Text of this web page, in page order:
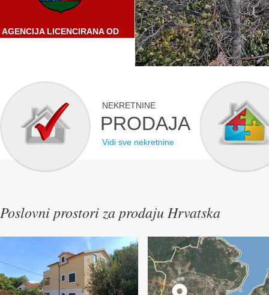
AGENCIJA LICENCIRANA OD
STRANE HRVATSKE
NEKRETNINE
PRODAJA
Vidi sve nekretnine
Poslovni prostori za prodaju Hrvatska